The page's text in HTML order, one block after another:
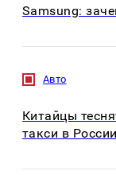
Samsung:
Авто
Китайцы
такси в